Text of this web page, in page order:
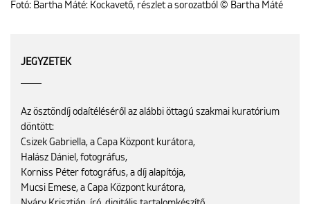
Fotó: Bartha Máté: Kockavető, részlet a sorozatból © Bartha Máté
JEGYZETEK
Az ösztöndíj odaítéléséről az alábbi öttagú szakmai kuratórium
döntött:
Csizek Gabriella, a Capa Központ kurátora,
Halász Dániel, fotográfus,
Korniss Péter fotográfus, a díj alapítója,
Mucsi Emese, a Capa Központ kurátora,